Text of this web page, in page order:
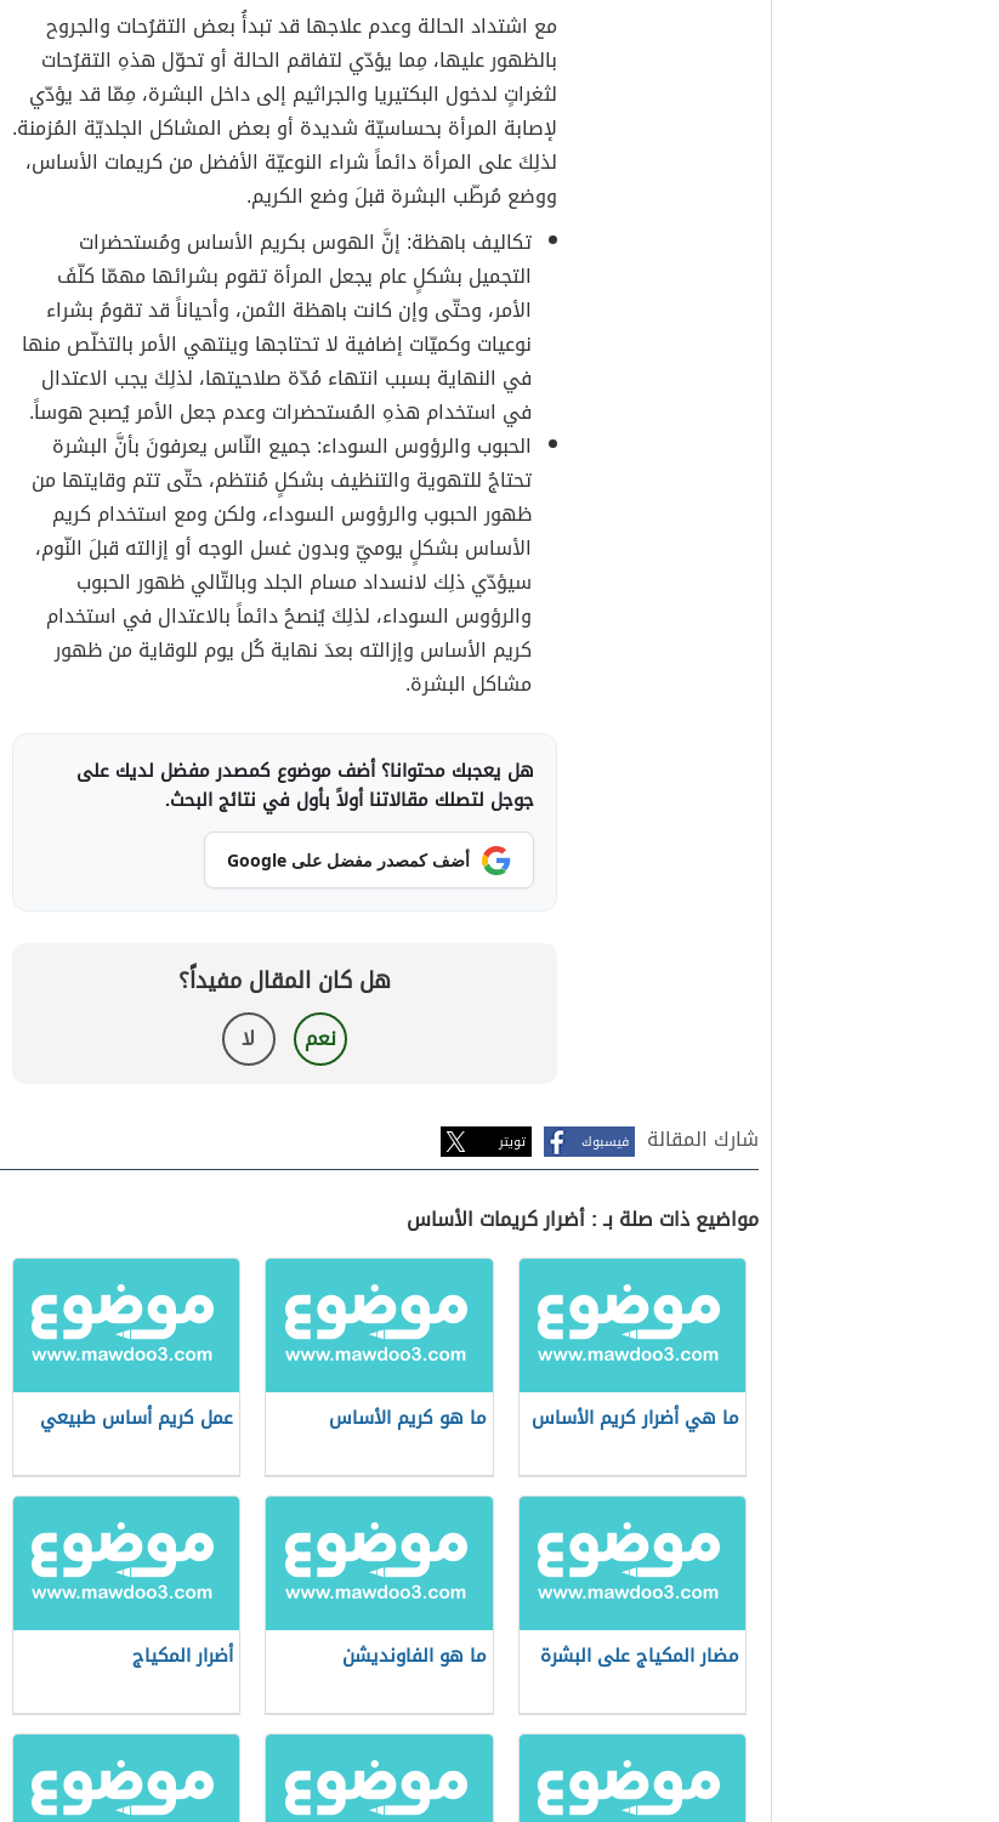
مع اشتداد الحالة وعدم علاجها قد تبدأُ بعض التقرُحات والجروح
بالظهور عليها، مِما يؤدّي لتفاقم الحالة أو تحوّل هذهِ التقرُحات
لثغراتٍ لدخول البكتيريا والجراثيم إلى داخل البشرة، مِمّا قد يؤدّي
لإصابة المرأة بحساسيّة شديدة أو بعض المشاكل الجلديّة المُزمنة.
لذلِكَ على المرأة دائماً شراء النوعيّة الأفضل من كريمات الأساس،
ووضع مُرطّب البشرة قبلَ وضع الكريم.
تكاليف باهظة: إنَّ الهوس بكريم الأساس ومُستحضرات
التجميل بشكلٍ عام يجعل المرأة تقوم بشرائها مهمّا كلّفَ
الأمر، وحتّى وإن كانت باهظة الثمن، وأحياناً قد تقومُ بشراء
نوعيات وكميّات إضافية لا تحتاجها وينتهي الأمر بالتخلّص منها
في النهاية بسبب انتهاء مُدّة صلاحيتها، لذلِكَ يجب الاعتدال
في استخدام هذهِ المُستحضرات وعدم جعل الأمر يُصبح هوساً.
الحبوب والرؤوس السوداء: جميع النّاس يعرفونَ بأنَّ البشرة
تحتاجُ للتهوية والتنظيف بشكلٍ مُنتظم، حتّى تتم وقايتها من
ظهور الحبوب والرؤوس السوداء، ولكن ومع استخدام كريم
الأساس بشكلٍ يوميّ وبدون غسل الوجه أو إزالته قبلَ النّوم،
سيؤدّي ذلِك لانسداد مسام الجلد وبالتّالي ظهور الحبوب
والرؤوس السوداء، لذلِكَ يُنصحُ دائماً بالاعتدال في استخدام
كريم الأساس وإزالته بعدَ نهاية كُل يوم للوقاية من ظهور
مشاكل البشرة.
هل يعجبك محتوانا؟ أضف موضوع كمصدر مفضل لديك على
جوجل لتصلك مقالاتنا أولاً بأول في نتائج البحث.
أضف كمصدر مفضل على Google
هل كان المقال مفيداً؟
نعم لا
شارك المقالة فيسبوك تويتر
مواضيع ذات صلة بـ : أضرار كريمات الأساس
ما هي أضرار كريم الأساس ما هو كريم الأساس عمل كريم أساس طبيعي
مضار المكياج على البشرة ما هو الفاونديشن أضرار المكياج